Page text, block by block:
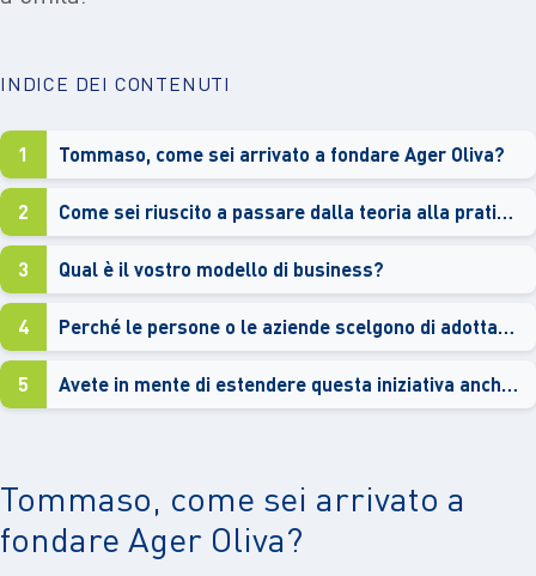
INDICE DEI CONTENUTI
1 Tommaso, come sei arrivato a fondare Ager Oliva?
2 Come sei riuscito a passare dalla teoria alla pratica?
3 Qual è il vostro modello di business?
4 Perché le persone o le aziende scelgono di adottare gli ulivi abbandonati?
5 Avete in mente di estendere questa iniziativa anche al resto d’Italia?
Tommaso, come sei arrivato a
fondare Ager Oliva?